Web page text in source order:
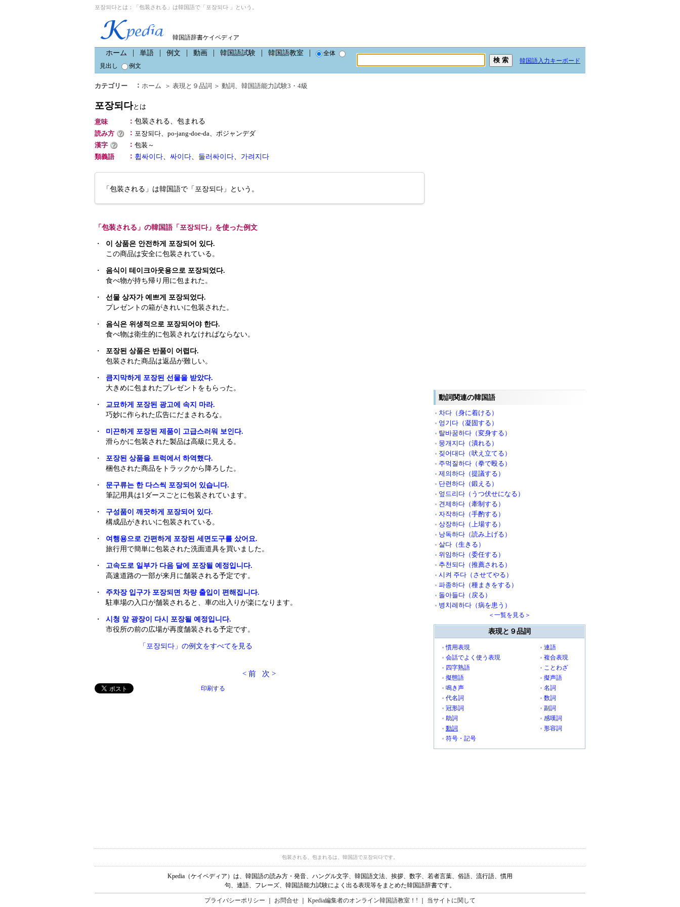
포장되다とは：「包装される」は韓国語で「포장되다 」という。
韓国語辞書ケイペディア
ホーム 単語 例文 動画 韓国語試験 韓国語教室
全体
見出し
例文
韓国語入力キーボード
カテゴリー ： ホーム ＞ 表現と９品詞 ＞ 動詞 、 韓国語能力試験3・4級
포장되다とは
意味
： 包装される、包まれる
読み方
： 포장되다、po-jang-doe-da、ポジャンデダ
漢字
： 包装～
類義語
： 휩싸이다、 싸이다、 둘러싸이다、 가려지다
「包装される」は韓国語で「포장되다」という。
「包装される」の韓国語「포장되다」を使った例文
・
이 상품은 안전하게 포장되어 있다.
この商品は安全に包装されている。
・
음식이 테이크아웃용으로 포장되었다.
食べ物が持ち帰り用に包まれた。
・
선물 상자가 예쁘게 포장되었다.
プレゼントの箱がきれいに包装された。
・
음식은 위생적으로 포장되어야 한다.
食べ物は衛生的に包装されなければならない。
・
포장된 상품은 반품이 어렵다.
包装された商品は返品が難しい。
・
큼지막하게 포장된 선물을 받았다.
大きめに包まれたプレゼントをもらった。
・
교묘하게 포장된 광고에 속지 마라.
巧妙に作られた広告にだまされるな。
・
미끈하게 포장된 제품이 고급스러워 보인다.
滑らかに包装された製品は高級に見える。
・
포장된 상품을 트럭에서 하역했다.
梱包された商品をトラックから降ろした。
・
문구류는 한 다스씩 포장되어 있습니다.
筆記用具は1ダースごとに包装されています。
・
구성품이 깨끗하게 포장되어 있다.
構成品がきれいに包装されている。
・
여행용으로 간편하게 포장된 세면도구를 샀어요.
旅行用で簡単に包装された洗面道具を買いました。
・
고속도로 일부가 다음 달에 포장될 예정입니다.
高速道路の一部が来月に舗装される予定です。
・
주차장 입구가 포장되면 차량 출입이 편해집니다.
駐車場の入口が舗装されると、車の出入りが楽になります。
・
시청 앞 광장이 다시 포장될 예정입니다.
市役所の前の広場が再度舗装される予定です。
「포장되다」の例文をすべてを見る
< 前 次 >
印刷する
動詞関連の韓国語
차다（身に着ける）
엉기다（凝固する）
탈바꿈하다（変身する）
뭉개지다（潰れる）
짖어대다（吠え立てる）
주먹질하다（拳で殴る）
제의하다（提議する）
단련하다（鍛える）
엎드리다（うつ伏せになる）
견제하다（牽制する）
자작하다（手酌する）
상장하다（上場する）
낭독하다（読み上げる）
살다（生きる）
위임하다（委任する）
추천되다（推薦される）
시켜 주다（させてやる）
파종하다（種まきをする）
돌아들다（戻る）
병치레하다（病を患う）
＜一覧を見る＞
表現と９品詞
慣用表現
連語
会話でよく使う表現
複合表現
四字熟語
ことわざ
擬態語
擬声語
鳴き声
名詞
代名詞
数詞
冠形詞
副詞
助詞
感嘆詞
動詞
形容詞
符号・記号
包装される、包まれるは、韓国語で포장되다です。
Kpedia（ケイペディア）は、韓国語の読み方・発音、ハングル文字、韓国語文法、挨拶、数字、若者言葉、俗語、流行語、慣用
句、連語、フレーズ、韓国語能力試験によく出る表現等をまとめた韓国語辞書です。
プライバシーポリシー お問合せ Kpedia編集者のオンライン韓国語教室！! 当サイトに関して